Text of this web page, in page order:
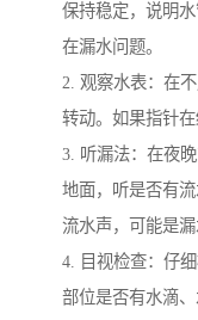
保持稳定，说明
在漏水问题。
2. 观察水表：在
转动。如果指针
3. 听漏法：在夜
地面，听是否有
流水声，可能是漏
4. 目视检查：仔
部位是否有水滴